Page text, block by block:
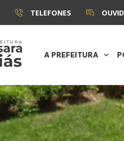
TELEFONES
A PREFEITURA